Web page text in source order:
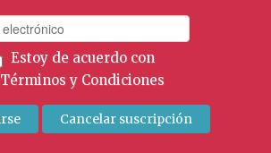
Estoy de acuerdo con
Términos y Condiciones